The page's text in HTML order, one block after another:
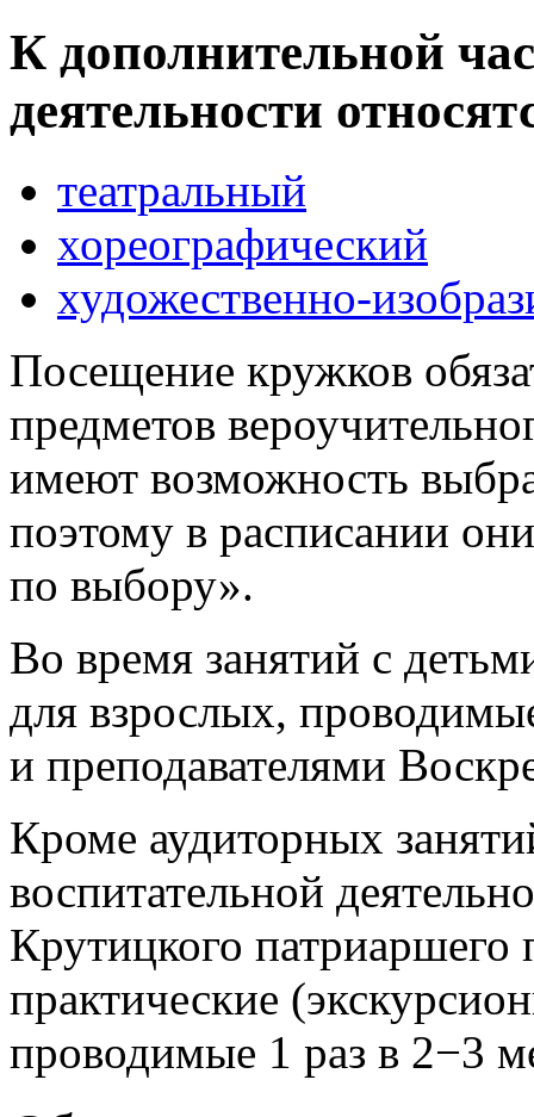
К дополнительной
деятельности
театральный
хореографический
художественно-
Посещение кружков
предметов
имеют возможность
поэтому в расписании
по выбору».
Во время занятий с
для взрослых,
и преподавателями
Кроме аудиторных
воспитательной
Крутицкого патриаршего
практические
проводимые 1 раз в 2−3